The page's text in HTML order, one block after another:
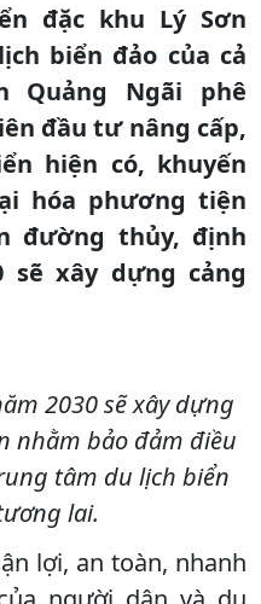
đặc khu Lý Sơn
biển đảo của cả
Quảng Ngãi phê
đầu tư nâng cấp,
hiện có, khuyến
hóa phương tiện
đường thủy, định
sẽ xây dựng cảng
2030 sẽ xây dựng
nhằm bảo đảm điều
tâm du lịch biển
lai.
lợi, an toàn, nhanh